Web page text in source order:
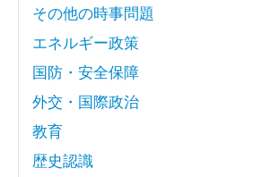
その他の時事問題
エネルギー政策
国防・安全保障
外交・国際政治
教育
歴史認識